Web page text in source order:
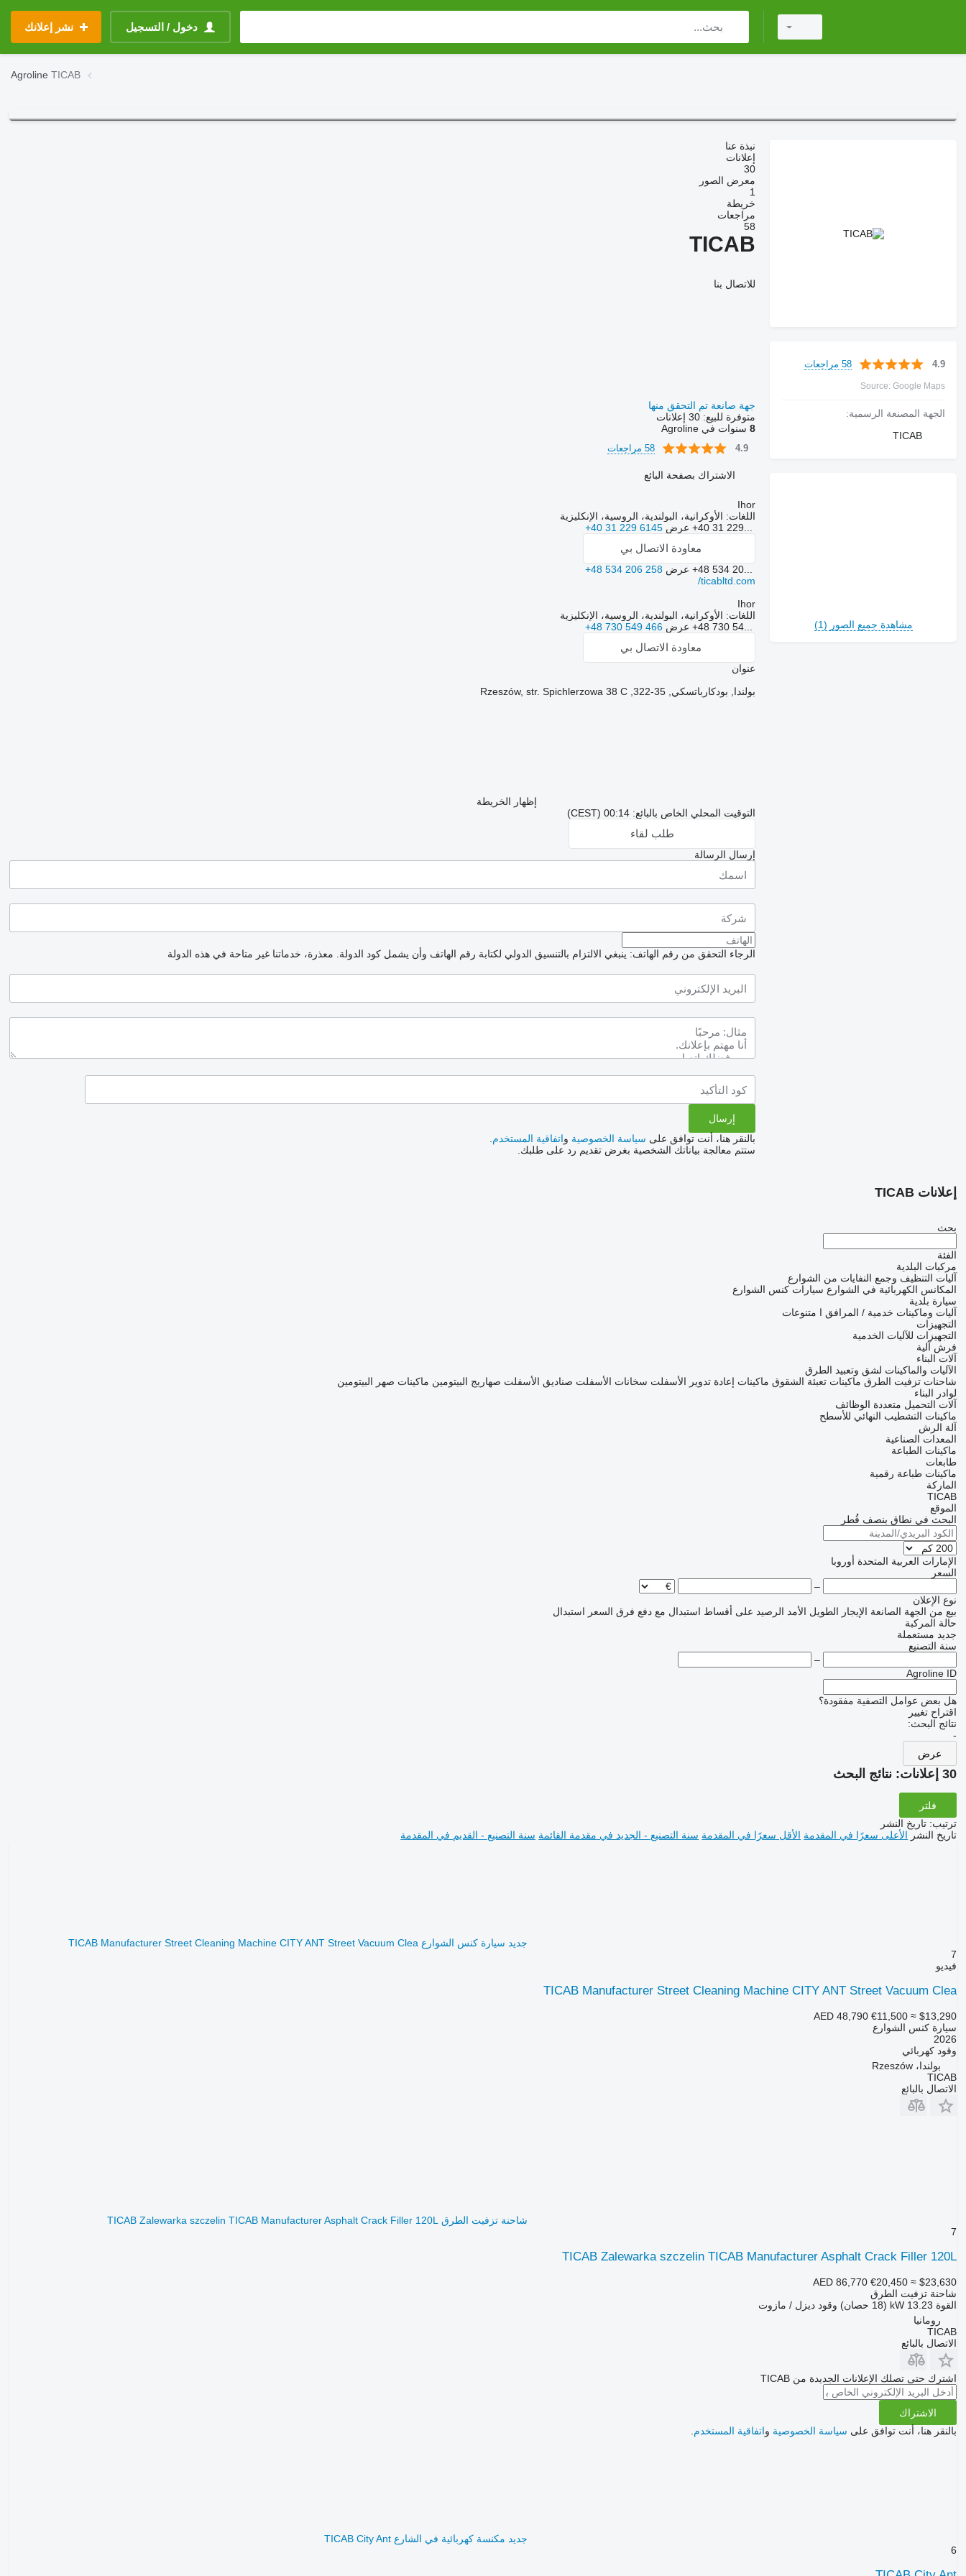
دخول / التسجيل نشر إعلانك
Agroline TICAB
4.9 58 مراجعات
Source: Google Maps
الجهة المصنعة الرسمية:
TICAB
مشاهدة جميع الصور (1)
نبذة عنا
إعلانات
30
معرض الصور
1
خريطة
مراجعات
58
TICAB
للاتصال بنا
جهة صانعة تم التحقق منها
متوفرة للبيع: 30 إعلانات
8سنوات في Agroline
4.9 58 مراجعات
الاشتراك بصفحة البائع
Ihor
اللغات: الأوكرانية، البولندية، الروسية، الإنكليزية
+40 31 229... عرض +40 31 229 6145
معاودة الاتصال بي
+48 534 20... عرض +48 534 206 258
ticabltd.com/
Ihor
اللغات: الأوكرانية، البولندية، الروسية، الإنكليزية
+48 730 54... عرض +48 730 549 466
معاودة الاتصال بي
عنوان
بولندا, بودكارباتسكي, 35-322, Rzeszów, str. Spichlerzowa 38 C
إظهار الخريطة
التوقيت المحلي الخاص بالبائع: 00:14 (CEST)
طلب لقاء
إرسال الرسالة
الرجاء التحقق من رقم الهاتف: ينبغي الالتزام بالتنسيق الدولي لكتابة رقم الهاتف وأن يشمل كود الدولة. معذرة، خدماتنا غير متاحة في هذه الدولة
بالنقر هنا، أنت توافق على سياسة الخصوصية واتفاقية المستخدم
ستتم معالجة بياناتك الشخصية بغرض تقديم رد على طلبك.
إعلانات TICAB
بحث
الفئة
مركبات البلدية
آليات التنظيف وجمع النفايات من الشوارع
المكانس الكهربائية في الشوارع سيارات كنس الشوارع
سيارة بلدية
آليات وماكينات خدمية / المرافق ا متنوعات
التجهيزات
التجهيزات للآليات الخدمية
فرش آلية
آلات البناء
الآليات والماكينات لشق وتعبيد الطرق
شاحنات تزفيت الطرق ماكينات تعبئة الشقوق ماكينات إعادة تدوير الأسفلت سخانات الأسفلت صناديق الأسفلت صهاريج البيتومين ماكينات صهر البيتومين
لوادر البناء
آلات التحميل متعددة الوظائف
ماكينات التشطيب النهائي للأسطح
آلة الرش
المعدات الصناعية
ماكينات الطباعة
طابعات
ماكينات طباعة رقمية
الماركة
TICAB
الموقع
البحث في نطاق بنصف قُطر
الإمارات العربية المتحدة أوروبا
السعر
–
نوع الإعلان
بيع من الجهة الصانعة الإيجار الطويل الأمد الرصيد على أقساط استبدال مع دفع فرق السعر استبدال
حالة المركبة
جديد مستعملة
سنة التصنيع
–
Agroline ID
هل بعض عوامل التصفية مفقودة؟
اقتراح تغيير
نتائج البحث:
-
عرض
30 إعلانات: نتائج البحث
فلتر
ترتيب: تاريخ النشر
تاريخ النشر الأعلى سعرًا في المقدمة الأقل سعرًا في المقدمة سنة التصنيع - الجديد في مقدمة القائمة سنة التصنيع - القديم في المقدمة
جديد سيارة كنس الشوارع TICAB Manufacturer Street Cleaning Machine CITY ANT Street Vacuum Clea
7
فيديو
TICAB Manufacturer Street Cleaning Machine CITY ANT Street Vacuum Clea
AED 48,790 €11,500 ≈ $13,290
سيارة كنس الشوارع
2026
وقود كهربائي
بولندا، Rzeszów
TICAB
الاتصال بالبائع
شاحنة تزفيت الطرق TICAB Zalewarka szczelin TICAB Manufacturer Asphalt Crack Filler 120L
7
TICAB Zalewarka szczelin TICAB Manufacturer Asphalt Crack Filler 120L
AED 86,770 €20,450 ≈ $23,630
شاحنة تزفيت الطرق
القوة 13.23 kW (18 حصان) وقود ديزل / مازوت
رومانيا
TICAB
الاتصال بالبائع
اشترك حتى تصلك الإعلانات الجديدة من TICAB
الاشتراك
بالنقر هنا، أنت توافق على سياسة الخصوصية واتفاقية المستخدم
جديد مكنسة كهربائية في الشارع TICAB City Ant
6